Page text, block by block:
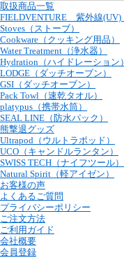
取扱商品一覧
FIELDVENTURE 紫外線(UV)
Stoves（ストーブ）
Cookware（クッキング用品）
Water Treatment（浄水器）
Hydration（ハイドレーション）
LODGE（ダッチオーブン）
GSI（ダッチオーブン）
Pack Towl（速乾タオル）
platypus（携帯水筒）
SEAL LINE（防水パック）
熊撃退グッズ
Ultrapod（ウルトラポッド）
UCO（キャンドルランタン）
SWISS TECH（ナイフツール）
Natural Spirit（軽アイゼン）
お客様の声
よくあるご質問
プライバシーポリシー
ご注文方法
ご利用ガイド
会社概要
会員登録